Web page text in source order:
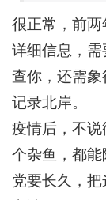
很正常，前
详细信息，
查你，还需
记录北岸。
疫情后，不
个杂鱼，都能
党要长久，